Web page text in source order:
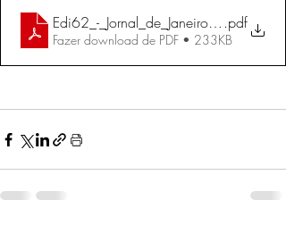
Edi62_- .pdf
Fazer download de PDF • 233KB